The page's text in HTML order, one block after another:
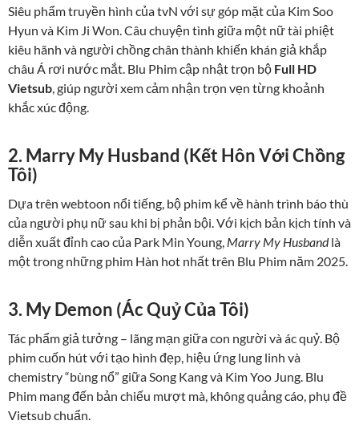
Siêu phẩm truyền hình của tvN với sự góp mặt của Kim Soo
Hyun và Kim Ji Won. Câu chuyện tình giữa một nữ tài phiệt
kiêu hãnh và người chồng chân thành khiến khán giả khắp
châu Á rơi nước mắt. Blu Phim cập nhật trọn bộ Full HD
Vietsub , giúp người xem cảm nhận trọn vẹn từng khoảnh
khắc xúc động.
2. Marry My Husband (Kết Hôn Với Chồng
Tôi)
Dựa trên webtoon nổi tiếng, bộ phim kể về hành trình báo thù
của người phụ nữ sau khi bị phản bội. Với kịch bản kịch tính và
diễn xuất đỉnh cao của Park Min Young, Marry My Husbandlà
một trong những phim Hàn hot nhất trên Blu Phim năm 2025.
3. My Demon (Ác Quỷ Của Tôi)
Tác phẩm giả tưởng – lãng mạn giữa con người và ác quỷ. Bộ
phim cuốn hút với tạo hình đẹp, hiệu ứng lung linh và
chemistry “bùng nổ” giữa Song Kang và Kim Yoo Jung. Blu
Phim mang đến bản chiếu mượt mà, không quảng cáo, phụ đề
Vietsub chuẩn.